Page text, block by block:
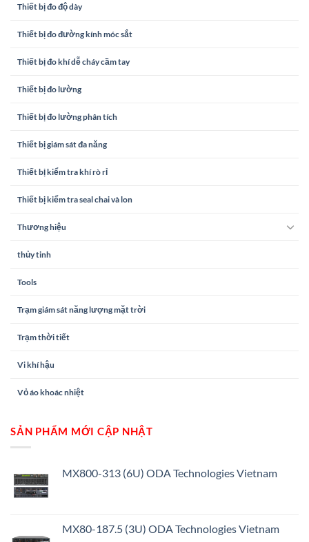
Thiết bị đo độ dày
Thiết bị đo đường kính móc sắt
Thiết bị đo khí dễ cháy cầm tay
Thiết bị đo lường
Thiết bị đo lường phân tích
Thiết bị giám sát đa năng
Thiết bị kiểm tra khí rò rỉ
Thiết bị kiểm tra seal chai và lon
Thương hiệu
thủy tinh
Tools
Trạm giám sát năng lượng mặt trời
Trạm thời tiết
Vi khí hậu
Vỏ áo khoác nhiệt
SẢN PHẨM MỚI CẬP NHẬT
MX800-313 (6U) ODA Technologies Vietnam
MX80-187.5 (3U) ODA Technologies Vietnam